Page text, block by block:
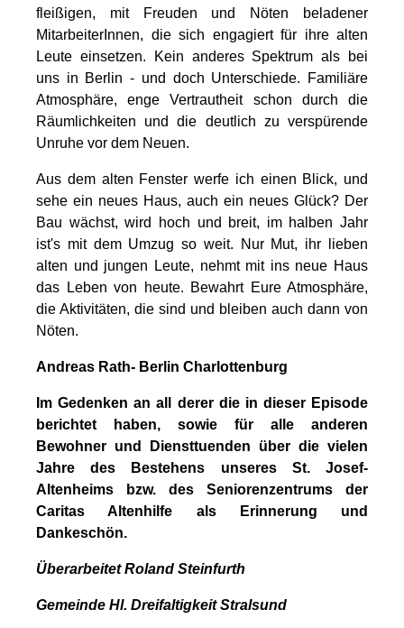
fleißigen, mit Freuden und Nöten beladener
MitarbeiterInnen, die sich engagiert für ihre alten
Leute einsetzen. Kein anderes Spektrum als bei
uns in Berlin - und doch Unterschiede. Familiäre
Atmosphäre, enge Vertrautheit schon durch die
Räumlichkeiten und die deutlich zu verspürende
Unruhe vor dem Neuen.
Aus dem alten Fenster werfe ich einen Blick, und
sehe ein neues Haus, auch ein neues Glück? Der
Bau wächst, wird hoch und breit, im halben Jahr
ist's mit dem Umzug so weit. Nur Mut, ihr lieben
alten und jungen Leute, nehmt mit ins neue Haus
das Leben von heute. Bewahrt Eure Atmosphäre,
die Aktivitäten, die sind und bleiben auch dann von
Nöten.
Andreas Rath- Berlin Charlottenburg
Im Gedenken an all derer die in dieser Episode
berichtet haben, sowie für alle anderen
Bewohner und Diensttuenden über die vielen
Jahre des Bestehens unseres St. Josef-
Altenheims bzw. des Seniorenzentrums der
Caritas Altenhilfe als Erinnerung und
Dankeschön.
Überarbeitet Roland Steinfurth
Gemeinde Hl. Dreifaltigkeit Stralsund